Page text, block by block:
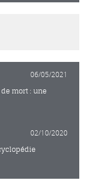
06/05/2021
mort : une
02/10/2020